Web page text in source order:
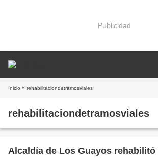
Publicidad
Inicio » rehabilitaciondetramosviales
rehabilitaciondetramosviales
Alcaldía de Los Guayos